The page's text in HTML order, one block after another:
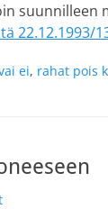
suunnilleen
22.12.1993/
ei, rahat pois